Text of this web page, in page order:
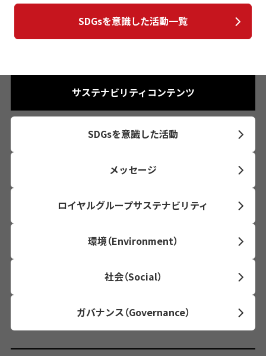
SDGsを意識した活動一覧
サステナビリティコンテンツ
SDGsを意識した活動
メッセージ
ロイヤルグループサステナビリティ
環境（Environment）
社会（Social）
ガバナンス（Governance）